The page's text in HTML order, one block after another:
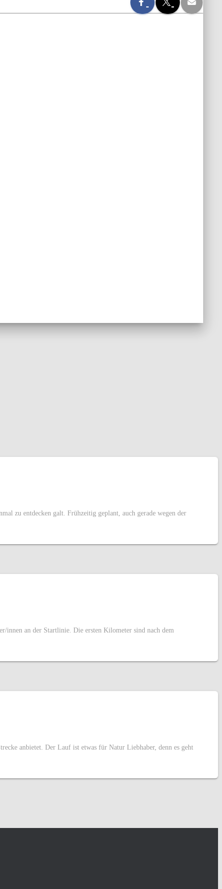
zu entdecken galt. Frühzeitig geplant, auch gerade wegen der
innen an der Startlinie. Die ersten Kilometer sind nach dem
anbietet. Der Lauf ist etwas für Natur Liebhaber, denn es geht